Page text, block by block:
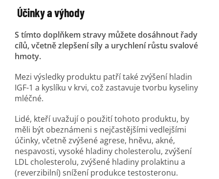
Účinky a výhody
S tímto doplňkem stravy můžete dosáhnout řady
cílů, včetně zlepšení síly a urychlení růstu svalové
hmoty.
Mezi výsledky produktu patří také zvýšení hladin
IGF-1 a kyslíku v krvi, což zastavuje tvorbu kyseliny
mléčné.
Lidé, kteří uvažují o použití tohoto produktu, by
měli být obeznámeni s nejčastějšími vedlejšími
účinky, včetně zvýšené agrese, hněvu, akné,
nespavosti, vysoké hladiny cholesterolu, zvýšení
LDL cholesterolu, zvýšené hladiny prolaktinu a
(reverzibilní) snížení produkce testosteronu.